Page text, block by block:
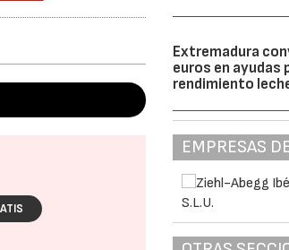
Extremadura
euros en ayudas
rendimiento
EMPRESAS